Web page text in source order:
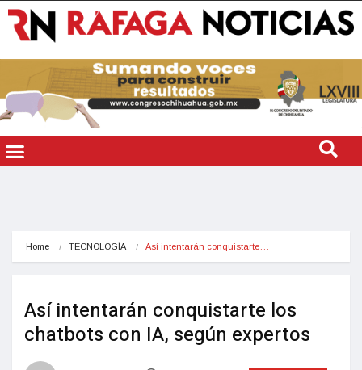
Home TECNOLOGÍA Así intentarán conquistarte…
Así intentarán conquistarte los
chatbots con IA, según expertos